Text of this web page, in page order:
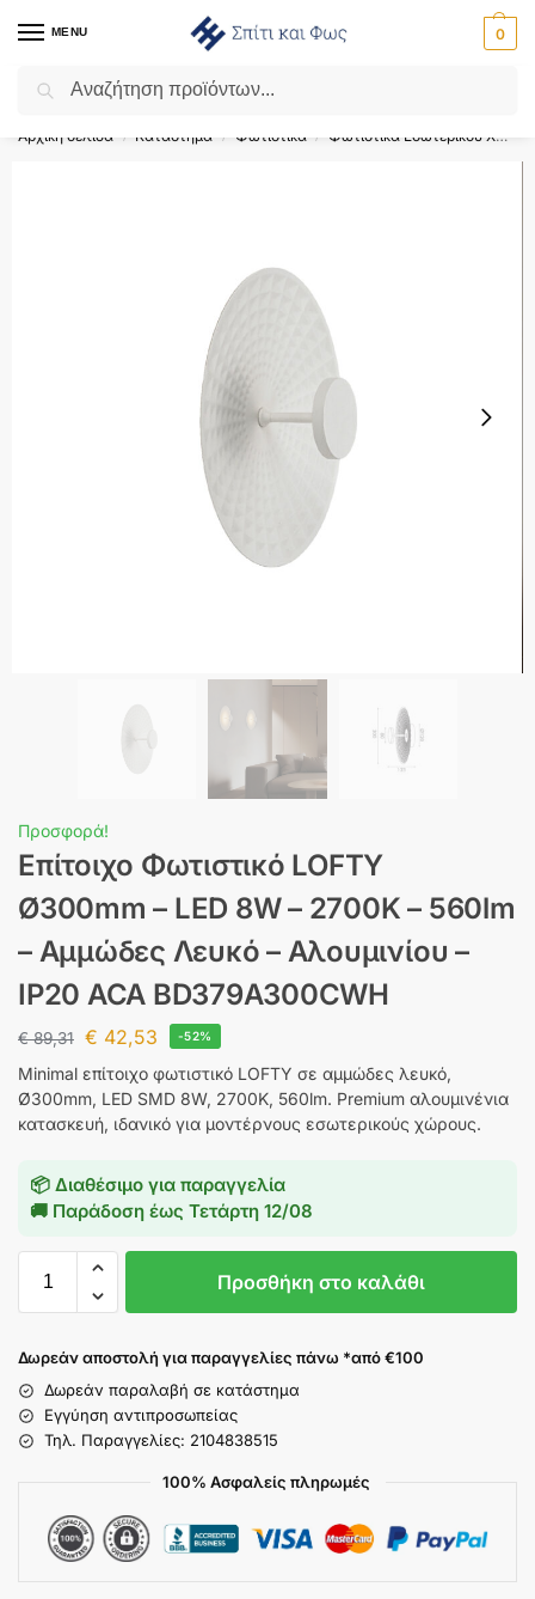
MENU 0
Flash Sale ⚡ 10% Έκπτωση με τον κωδικό ‘SPRING’!
Αρχική σελίδα / Κατάστημα / Φωτιστικά / Φωτιστικά Εσωτερικού Χώρου
Προσφορά!
Επίτοιχο Φωτιστικό LOFTY
Ø300mm – LED 8W – 2700K – 560lm
– Αμμώδες Λευκό – Αλουμινίου –
IP20 ACA BD379A300CWH
€89,31 € 42,53 -52%
Minimal επίτοιχο φωτιστικό LOFTY σε αμμώδες λευκό,
Ø300mm, LED SMD 8W, 2700K, 560lm. Premium αλουμινένια
κατασκευή, ιδανικό για μοντέρνους εσωτερικούς χώρους.
📦 Διαθέσιμο για παραγγελία
🚚 Παράδοση έως Τετάρτη 12/08
Προσθήκη στο καλάθι
Δωρεάν αποστολή για παραγγελίες πάνω *από €100
Δωρεάν παραλαβή σε κατάστημα
Εγγύηση αντιπροσωπείας
Τηλ. Παραγγελίες: 2104838515
100% Ασφαλείς πληρωμές